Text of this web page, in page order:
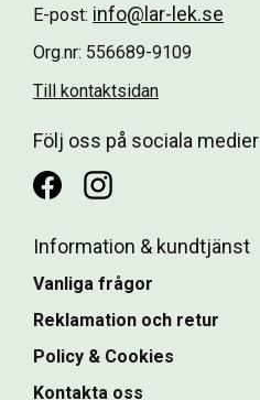
E-post: info@lar-lek.se
Org.nr: 556689-9109
Till kontaktsidan
Följ oss på sociala medier
Information & kundtjänst
Vanliga frågor
Reklamation och retur
Policy & Cookies
Kontakta oss